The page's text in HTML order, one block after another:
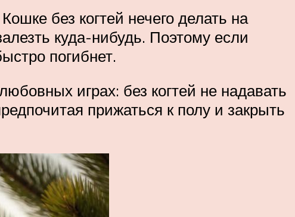
без когтей нечего делать на
куда-нибудь. Поэтому если
погибнет.
играх: без когтей не надавать
прижаться к полу и закрыть